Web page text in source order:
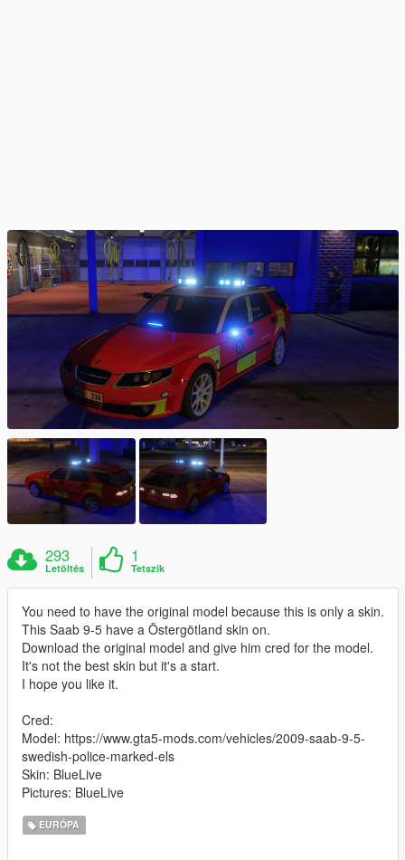
293
Letöltés
1
Tetszik
You need to have the original model because this is only a skin.
This Saab 9-5 have a Östergötland skin on.
Download the original model and give him cred for the model.
It's not the best skin but it's a start.
I hope you like it.
Cred:
Model: https://www.gta5-mods.com/vehicles/2009-saab-9-5-
swedish-police-marked-els
Skin: BlueLive
Pictures: BlueLive
EURÓPA